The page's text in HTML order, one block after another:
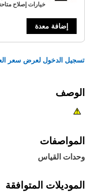
خيارات إصلاح متاحة
إضافة معدة
الدخول لعرض سعر
القياس
المتوافقة